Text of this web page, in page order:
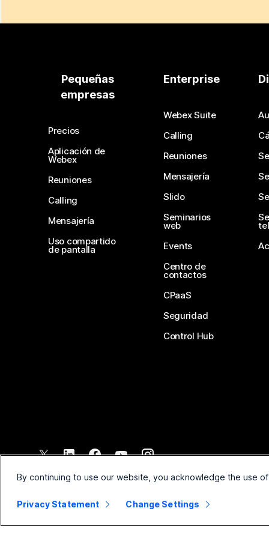
Pequeñas
empresas
Precios
Aplicación de
Webex
Reuniones
Calling
Mensajería
Uso compartido
de pantalla
Enterprise
Webex Suite
Calling
Reuniones
Mensajería
Slido
Seminarios
web
Events
Centro de
contactos
CPaaS
Seguridad
Control Hub
2026 Cisco y/o sus filiales. Todos los derechos reservados.
By continuing to use our website, you acknowledge the use
Privacy Statement Change Settings